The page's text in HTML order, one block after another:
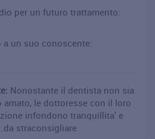
per un futuro trattamento:
un suo conoscente:
Nonostante il dentista non sia
le dottoresse con il loro
infondono tranquillita' e
straconsigliare